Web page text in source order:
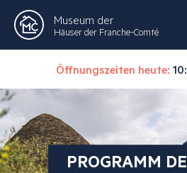
Museum der
Häuser der Franche-Comté
Öffnungszeiten heute:
PROGRAMM